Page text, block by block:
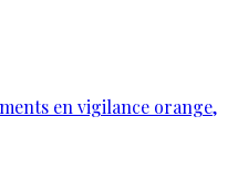
en vigilance orange,